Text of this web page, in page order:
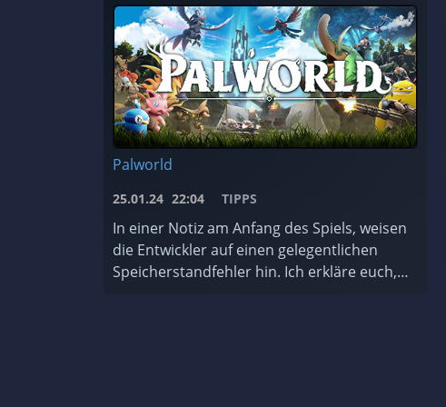
Palworld
25.01.24 22:04 TIPPS
In einer Notiz am Anfang des Spiels, weisen
die Entwickler auf einen gelegentlichen
Speicherstandfehler hin. Ich erkläre euch,